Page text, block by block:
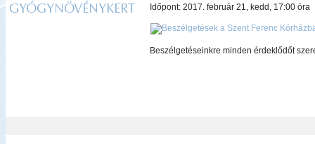
GYÓGYNÖVÉNYKERT Időpont: 2017. február 21, kedd, 17:00 óra
Beszélgetéseinkre minden érdeklődőt